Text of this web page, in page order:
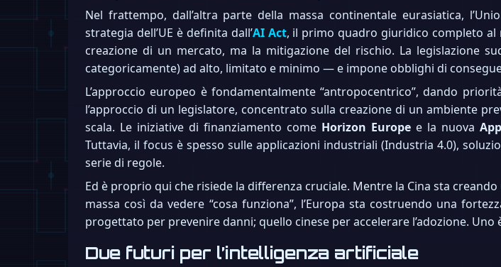
Nel frattempo, dall’altra parte della massa continentale eurasiatica,
strategia dell’UE è definita dall’AI Act, il primo quadro giuridico completo al
creazione di un mercato, ma la mitigazione del rischio. La legislazione
categoricamente) ad alto, limitato e minimo — e impone obblighi di
L’approccio europeo è fondamentalmente “antropocentrico”, dando
l’approccio di un legislatore, concentrato sulla creazione di un ambiente
scala. Le iniziative di finanziamento come Horizon Europe e la nuova
Tuttavia, il focus è spesso sulle applicazioni industriali (Industria 4.0),
serie di regole.
Ed è proprio qui che risiede la differenza cruciale. Mentre la Cina sta
massa così da vedere “cosa funziona”, l’Europa sta costruendo una
progettato per prevenire danni; quello cinese per accelerare l’adozione. Uno
Due futuri per l’intelligenza artificiale